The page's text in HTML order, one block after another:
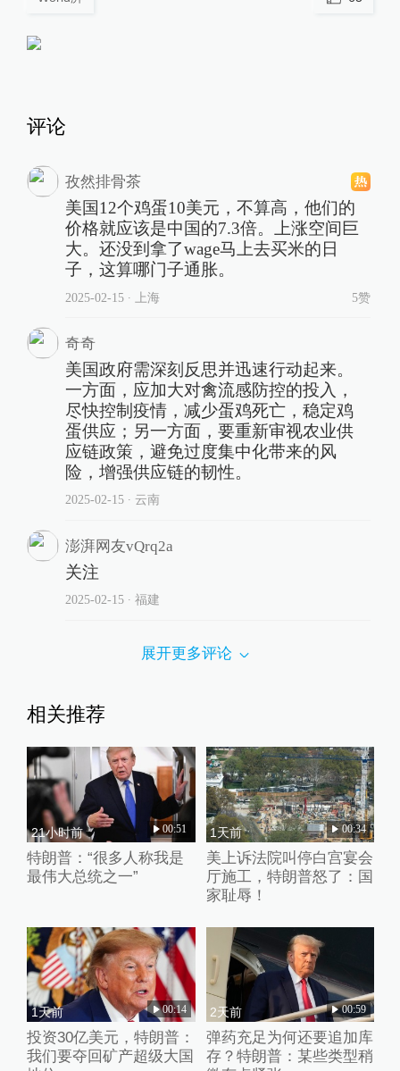
评论
孜然排骨茶
美国12个鸡蛋10美元，不算高，他们的
价格就应该是中国的7.3倍。上涨空间巨
大。还没到拿了wage马上去买米的日
子，这算哪门子通胀。
2025-02-15∙ 上海 5赞
奇奇
美国政府需深刻反思并迅速行动起来。
一方面，应加大对禽流感防控的投入，
尽快控制疫情，减少蛋鸡死亡，稳定鸡
蛋供应；另一方面，要重新审视农业供
应链政策，避免过度集中化带来的风
险，增强供应链的韧性。
2025-02-15∙ 云南
澎湃网友vQrq2a
关注
2025-02-15∙ 福建
展开更多评论
相关推荐
21小时前 00:51
特朗普：“很多人称我是
最伟大总统之一”
1天前 00:34
美上诉法院叫停白宫宴会
厅施工，特朗普怒了：国
家耻辱！
1天前 00:14
投资30亿美元，特朗普：
我们要夺回矿产超级大国
2天前 00:59
弹药充足为何还要追加库
存？特朗普：某些类型稍